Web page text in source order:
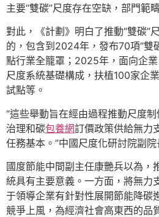
主要“雙碳”尺度存在空缺，部門範
對此，《計劃》明白了推動“雙碳”
的，包含到2024年，發布70項“雙
點行業全籠罩；2025年，面向企
尺度系統基礎構成，扶植100家企
試點等。
“這些舉動旨在經由過程推動尺度
治理和碳包養網訂價政策供給無力
任務基本。”中國尺度化研討院副院
國度節能中間副主任康艷兵以為，
統具有主要意義。一方面，將無力
于領導企業有針對性展開節能降碳
競爭上風，為經濟社會高東西的品